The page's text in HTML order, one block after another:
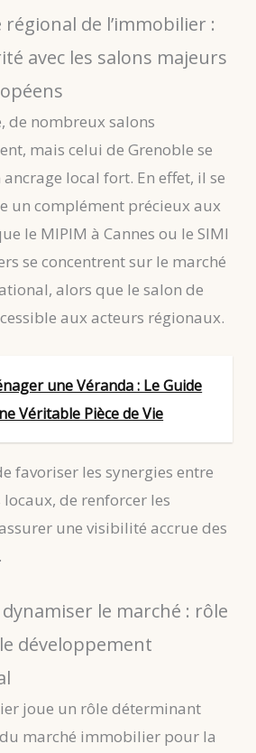
de l’immobilier :
avec les salons majeurs
de nombreux salons
mais celui de Grenoble se
local fort. En effet, il se
un complément précieux aux
le MIPIM à Cannes ou le SIMI
se concentrent sur le marché
alors que le salon de
aux acteurs régionaux.
une Véranda : Le Guide
Véritable Pièce de Vie
favoriser les synergies entre
de renforcer les
une visibilité accrue des
le marché : rôle
développement
joue un rôle déterminant
marché immobilier pour la